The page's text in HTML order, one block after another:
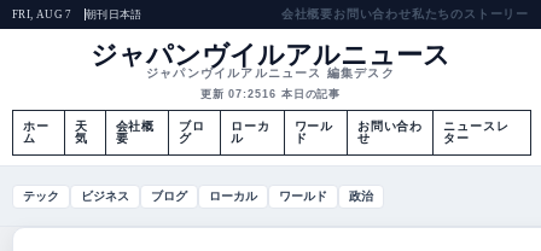
FRI, AUG 7 朝刊 日本語 会社概要お問い合わせ私たちのストーリー
ジャパンヴイルアルニュース
ジャパンヴイルアルニュース 編集デスク
更新 07:2516 本日の記事
ホー
ム
天
気
会社概
要
ブロ
グ
ローカ
ル
ワール
ド
お問い合わ
せ
ニュースレ
ター
テック ビジネス ブログ ローカル ワールド 政治